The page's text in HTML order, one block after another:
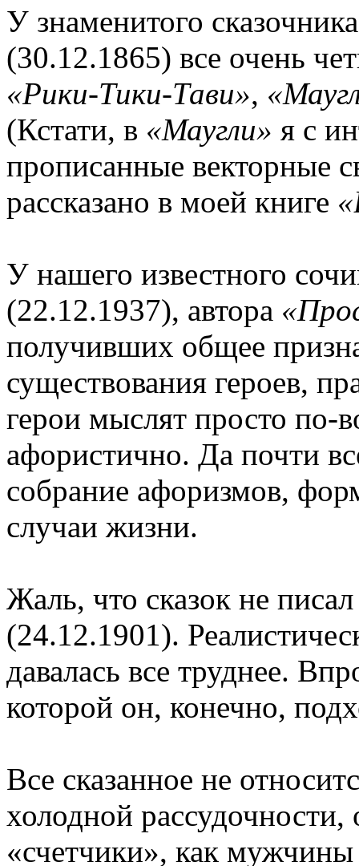
У знаменитого
(30.12.1865) все очень
«Рики-Тики-Тави»,
(Кстати, в «Маугли» я с
прописанные векторные
рассказано в моей книге
У нашего известного
(22.12.1937), автора
получивших общее
существования героев,
герои мыслят просто по-
афористично. Да почти
собрание афоризмов,
случаи жизни.
Жаль, что сказок не
(24.12.1901).
давалась все труднее.
которой он, конечно,
Все сказанное не
холодной рассудочности,
«счетчики», как мужчины